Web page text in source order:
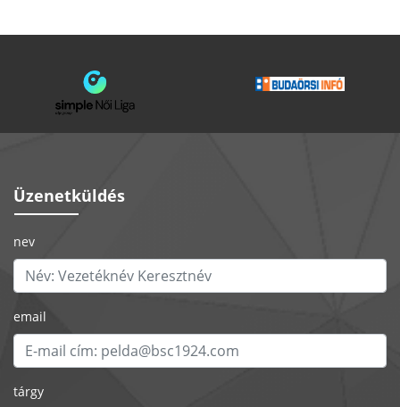
Üzenetküldés
nev
email
tárgy